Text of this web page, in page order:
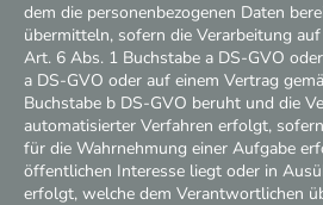
dem die personenbezogenen Daten
übermitteln, sofern die Verarbeitung
Art. 6 Abs. 1 Buchstabe a DS-GVO
a DS-GVO oder auf einem Vertrag
Buchstabe b DS-GVO beruht und die
automatisierter Verfahren erfolgt,
für die Wahrnehmung einer Aufgabe
öffentlichen Interesse liegt oder in
erfolgt, welche dem Verantwortlichen